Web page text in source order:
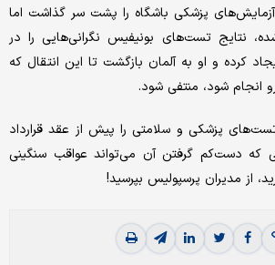
پزشکی باشگاه را پشت سر گذاشت اما
نتایج تست‌های بونیفیس نگرانی‌هایی را در
کرده و او به آلمان بازگشت تا این انتقال که
پزشکی و سلامتی را پیش از عقد قرارداد
دست‌کم گرفتن آن می‌تواند عواقب سنگینی
از مدیران پرسپولیس بپرسید!